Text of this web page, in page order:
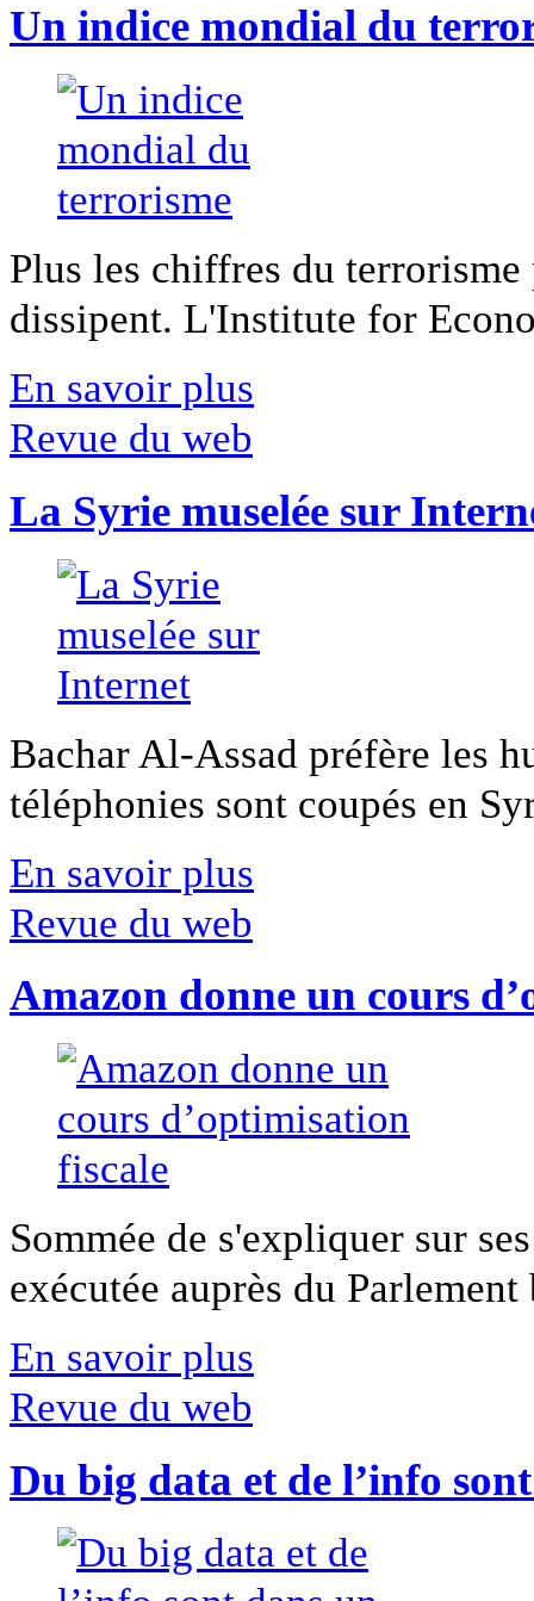
Un indice mondial du
Plus les chiffres du
dissipent. L'Institute for
En savoir plus
Revue du web
La Syrie muselée sur
Bachar Al-Assad préfère les
téléphonies sont coupés en
En savoir plus
Revue du web
Amazon donne un cours
Sommée de s'expliquer sur
exécutée auprès du
En savoir plus
Revue du web
Du big data et de l’info